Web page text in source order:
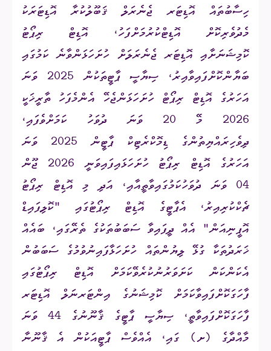
ހިސާބުތައް އޮޑިޓަރ ޖެނެރަލް ޤަބޫލުކުރާ އޮޑިޓަރަކު
މެދުވެރިކޮށް އޮޑިޓްކުރުމަށްފަހު، އޮޑިޓް ރިޕޯޓު
ކޮމިޝަނަށާއި އޮޑިޓަރ ޖެނެރަލަށް ހުށަހަޅަންވާނެ ކަމުގައި
ބަޔާންކޮށްފައިވާއިރު، ސިޔާސީ ޕާޓީތަކުން 2025 ވަނަ
އަހަރުގެ އޮޑިޓް ރިޕޯޓް ހުށަހަޅަންޖެހޭ އެންމެފަހު ތާރީޚަކީ
2026 މޭ 20 ވަނަ ދުވަހު ކަމަށްވެފައި،
ދިވެހިރައްޔިތުންގެ ޑިމޮކްރެޓިކް ޕާޓީން 2025 ވަނަ
އަހަރުގެ އޮޑިޓް ރިޕޯޓު ހުށަހަޅައިފައިވަނީ 2026 ޖޫން
04 ވަނަ ދުވަހުކަމުގައިވާތީއާއި، އަދި މި އޮޑިޓް ރިޕޯޓު
ޗެކްކުރިއިރު، އެޕާޓީގެ އޮޑިޓް ރިޕޯޓުގައި "ކޮލިފައިޑް
އޮޕީނިއަން" އެއް ދީފައިވާ ސަބަބުތަކުގެ ތެރޭގައި، ބައެއް
ޚަރަދުތަކާ ގުޅޭ ލިޔުންތައް ހުށަހަޅާފައިނުވުމުގެ ސަބަބުން
އެކަންކަން ކަށަވަރުނުކުރެވޭކަމަށް އޮޑިޓް ރިޕޯޓުގައި
ފާހަގަކޮށްފައިވާކަމަށް ކޮމިޝަނުގެ އިންޓަރނަލް އޮޑިޓަރ
ފާހަގަކޮށްފައިވާތީ، ސިޔާސީ ޕާޓީގެ ޤާނޫނުގެ 44 ވަނަ
މާއްދާގެ (ށ) ގައި، އެއްވެސް ޕާޓީއަކުން އެ ޤާނޫނާ